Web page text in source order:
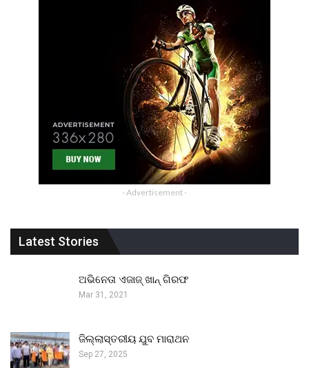
- Advertisement -
Latest Stories
ଅଭିନେତା ଏଜାଜ୍ ଖାନ୍ ଗିରଫ
Mar 31, 2021
ଜିଲ୍ଲାସ୍ତରୀୟ ଯୁବ ମାରାଥନ
Sep 27, 2025